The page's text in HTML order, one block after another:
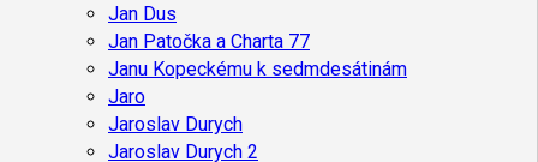
Jan Dus
Jan Patočka a Charta 77
Janu Kopeckému k sedmdesátinám
Jaro
Jaroslav Durych
Jaroslav Durych 2